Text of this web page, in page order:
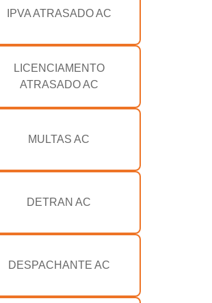
IPVA ATRASADO AC
LICENCIAMENTO
ATRASADO AC
MULTAS AC
DETRAN AC
DESPACHANTE AC